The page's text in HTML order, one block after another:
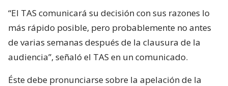
“El TAS comunicará su decisión con sus razones lo
más rápido posible, pero probablemente no antes
de varias semanas después de la clausura de la
audiencia”, señaló el TAS en un comunicado.
Éste debe pronunciarse sobre la apelación de la